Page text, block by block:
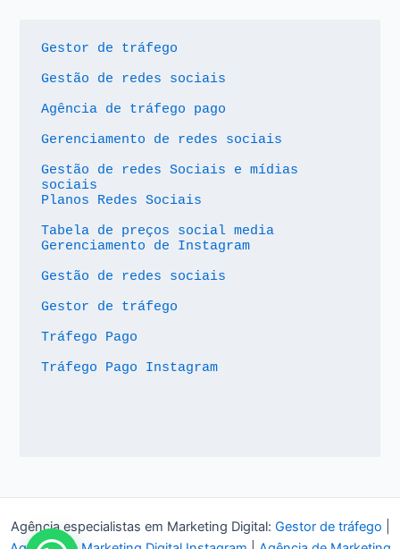
Gestor de tráfego
Gestão de redes sociais
Agência de tráfego pago
Gerenciamento de redes sociais
Gestão de redes Sociais e mídias
sociais
Planos Redes Sociais
Tabela de preços social media
Gerenciamento de Instagram
Gestão de redes sociais
Gestor de tráfego
Tráfego Pago
Tráfego Pago Instagram
Agência especialistas em Marketing Digital: Gestor de tráfego